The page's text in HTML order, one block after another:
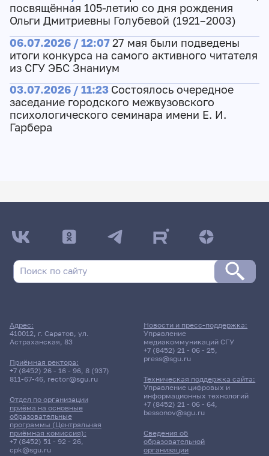
посвящённая 105-летию со дня рождения
Ольги Дмитриевны Голубевой (1921–2003)
06.07.2026 / 12:0727 мая были подведены
итоги конкурса на самого активного читателя
из СГУ ЭБС Знаниум
03.07.2026 / 11:23 Состоялось очередное
заседание городского межвузовского
психологического семинара имени Е. И.
Гарбера
Адрес:
410012, г. Саратов, ул.
Астраханская, 83
Приёмная ректора:
+7 (8452) 26 - 16 - 96, 8 (937)
811-67-46, rector@sgu.ru
Отдел по организации
приёма на основные
образовательные
программы (Центральная
приёмная комиссия):
+7 (8452) 51 - 92 - 26,
cpk@sgu.ru
Сведения об
образовательной
организации
Новости и пресс-поддержка:
Управление
медиакоммуникаций СГУ
+7 (8452) 21 - 06 - 25,
press@sgu.ru
Техническая поддержка сайта:
Управление цифровых и
информационных технологий
+7 (8452) 21 - 06 - 64,
bessonov@sgu.ru